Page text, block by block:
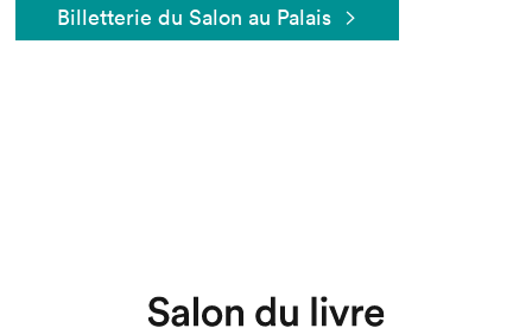
Billetterie du Salon au Palais